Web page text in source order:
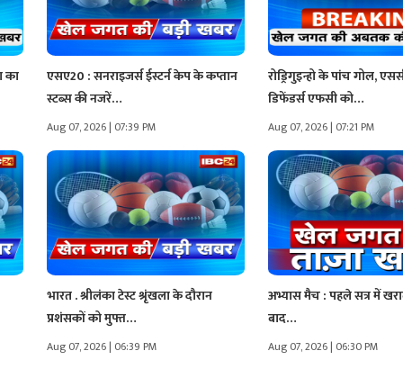
का
एसए20 : सनराइजर्स ईस्टर्न केप के कप्तान
स्टब्स की नजरें…
Aug 07, 2026 | 07:39 PM
रोड्रिगुइन्हो के पांच गोल,
डिफेंडर्स एफसी को…
Aug 07, 2026 | 07:21 PM
भारत . श्रीलंका टेस्ट श्रृंखला के दौरान
प्रशंसकों को मुफ्त…
Aug 07, 2026 | 06:39 PM
अभ्यास मैच : पहले सत्र में
बाद…
Aug 07, 2026 | 06:30 PM